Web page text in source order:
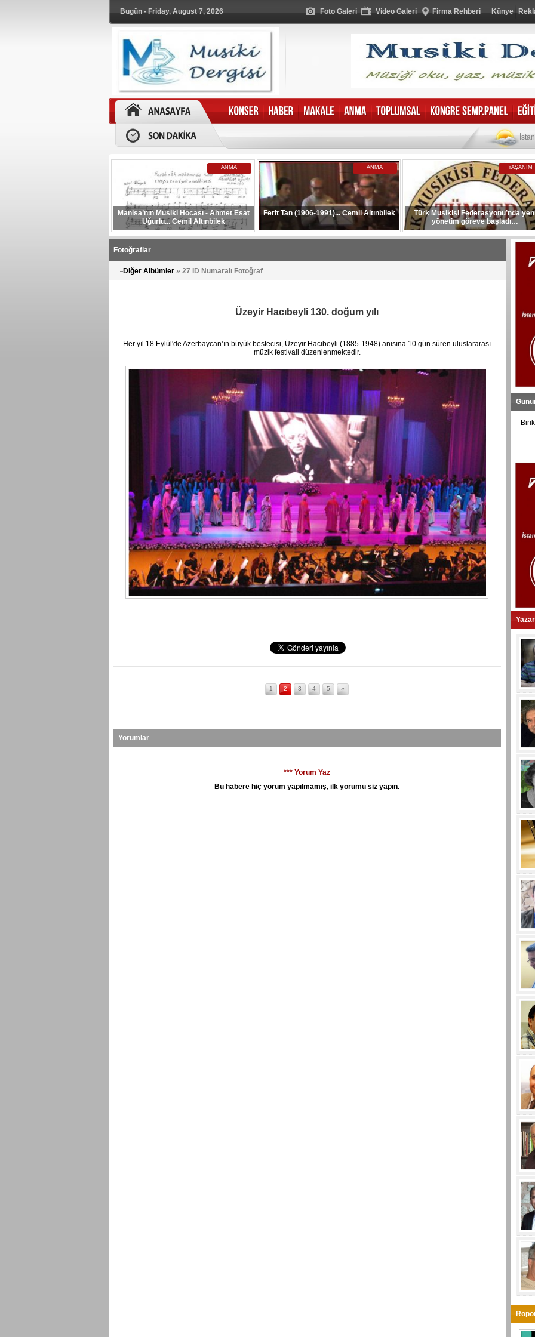
Bugün - Friday, August 7, 2026 Foto Galeri Video Galeri Firma Rehberi Künye
-
ANMA
Manisa’nın Musiki Hocası - Ahmet Esat
Uğurlu... Cemil Altınbilek
ANMA
Ferit Tan (1906-1991)... Cemil Altınbilek
YAŞANIM
Türk Musikisi Federasyonu’nda
yönetim göreve başladı…
Fotoğraflar
Diğer Albümler» 27 ID Numaralı Fotoğraf
Üzeyir Hacıbeyli 130. doğum yılı
Her yıl 18 Eylül'de Azerbaycan’ın büyük bestecisi, Üzeyir Hacıbeyli (1885-1948) anısına 10 gün süren uluslararası
müzik festivali düzenlenmektedir.
1 2 3 4 5 »
Yorumlar
*** Yorum Yaz
Bu habere hiç yorum yapılmamış, ilk yorumu siz yapın.